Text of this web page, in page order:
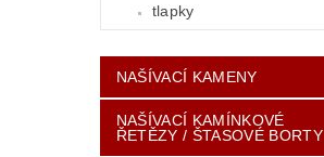
tlapky
NAŠÍVACÍ KAMENY
NAŠÍVACÍ KAMÍNKOVÉ
ŘETĚZY / ŠTASOVÉ BORTY